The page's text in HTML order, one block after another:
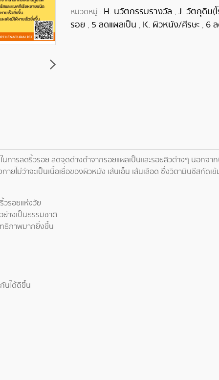
หมวดหมู่ : H. นวัตกรรมรางวัล , J. วัตถุดิบ(
รอย , 5 ลดแผลเป็น , K. ผิวหนัง/ศีรษะ , 6
ารลดริ้วรอย ลดจุดด่างดำจากรอยแผลเป็นและรอยสิวต่างๆ นอกจา
ไม่ว่าจะเป็นเนื้อเยื่อของผิวหนัง เส้นเอ็น เส้นเลือด ซึ่งวิตามินซีสกัดเข้
วรอยแห่งวัย
ย่างเป็นธรรมชาติ
ธิภาพมากยิ่งขึ้น
กันได้ดีขึ้น